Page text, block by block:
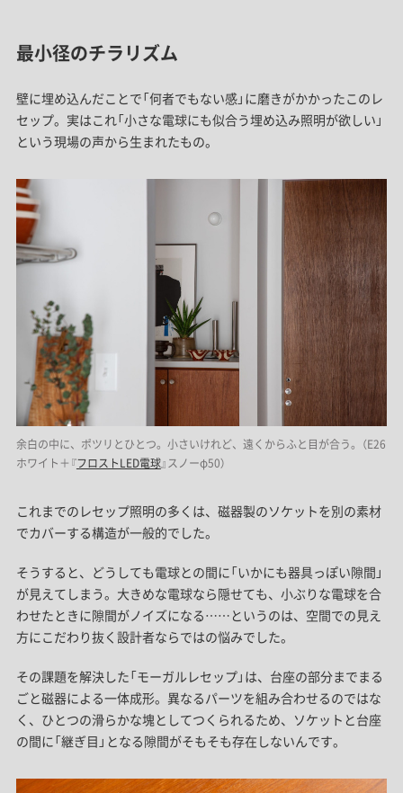
最小径のチラリズム
壁に埋め込んだことで「何者でもない感」に磨きがかかったこのレ
セップ。実はこれ「小さな電球にも似合う埋め込み照明が欲しい」
という現場の声から生まれたもの。
余白の中に、ポツリとひとつ。小さいけれど、遠くからふと目が合う。（E26
ホワイト＋『フロストLED電球』スノーφ50）
これまでのレセップ照明の多くは、磁器製のソケットを別の素材
でカバーする構造が一般的でした。
そうすると、どうしても電球との間に「いかにも器具っぽい隙間」
が見えてしまう。大きめな電球なら隠せても、小ぶりな電球を合
わせたときに隙間がノイズになる……というのは、空間での見え
方にこだわり抜く設計者ならではの悩みでした。
その課題を解決した「モーガルレセップ」は、台座の部分までまる
ごと磁器による一体成形。異なるパーツを組み合わせるのではな
く、ひとつの滑らかな塊としてつくられるため、ソケットと台座
の間に「継ぎ目」となる隙間がそもそも存在しないんです。